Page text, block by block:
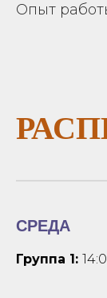
Опыт
СРЕДА
Группа 1: